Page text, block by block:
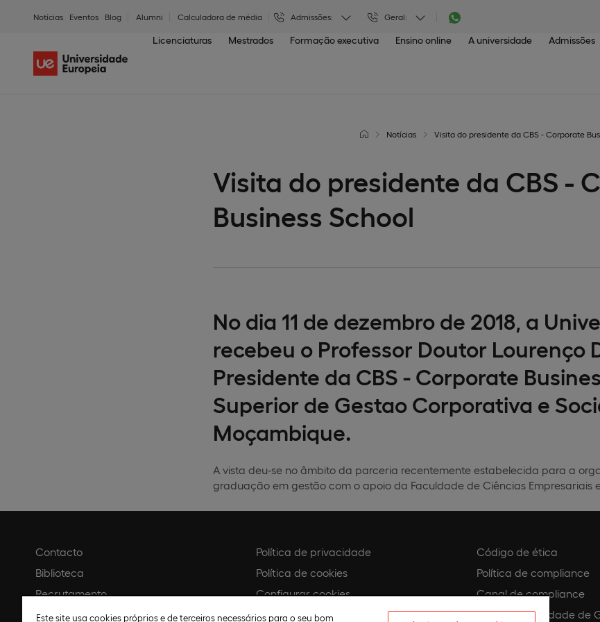
Notícias Eventos Blog Alumni Calculadora de média Admissões: Geral:
Licenciaturas Mestrados Formação executiva Ensino online A universidade Admissões
Notícias Visita do presidente da CBS - Corporate
Visita do presidente da CBS -
Business School
No dia 11 de dezembro de 2018, a
recebeu o Professor Doutor Lourenço
Presidente da CBS - Corporate
Superior de Gestao Corporativa e
Moçambique.
A vista deu-se no âmbito da parceria recentemente estabelecida para a
graduação em gestão com o apoio da Faculdade de Ciências Empresariais
Contacto
Biblioteca
Recrutamento
Agendar visita
Política de privacidade
Política de cookies
Configurar cookies
Aviso legal
Código de ética
Política de compliance
Canal de compliance
Plano de Igualdade de
Este site usa cookies próprios e de terceiros necessários para o seu bom